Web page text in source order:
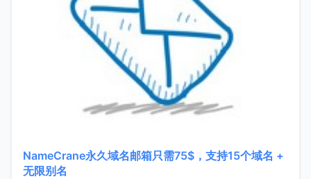
NameCrane永久域名邮箱只需75$，支持15个域名 +
无限别名